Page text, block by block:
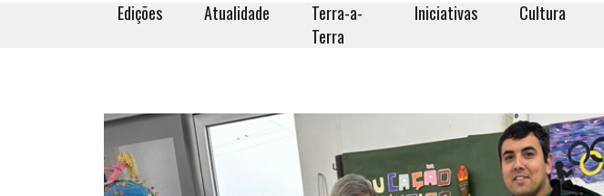
Edições Atualidade
Terra-a-
Terra
Iniciativas Cultura